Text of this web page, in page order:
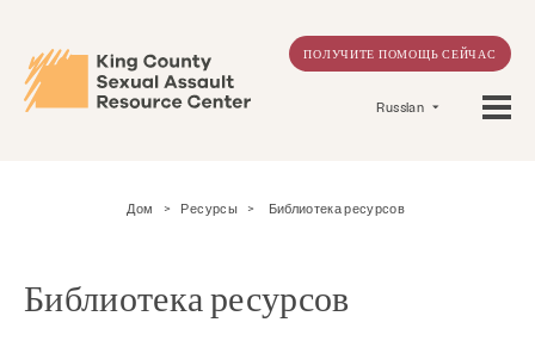
ПОЛУЧИТЕ ПОМОЩЬ СЕЙЧАС
Russian
Дом > Ресурсы > Библиотека ресурсов
Библиотека ресурсов